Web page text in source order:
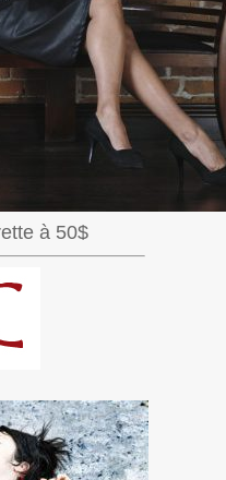
à 50$